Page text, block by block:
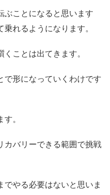
ぶことになると思います
れるようになります。
ことは出てきます。
で形になっていくわけです
。
カバリーできる範囲で挑戦
やる必要はないと思いま